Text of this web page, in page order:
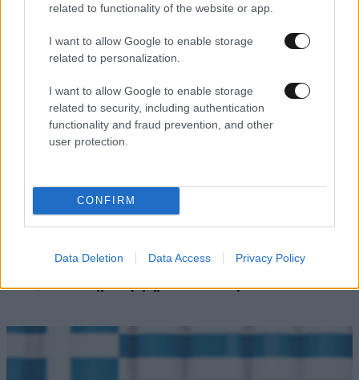
related to functionality of the website or app.
I want to allow Google to enable storage
related to personalization.
I want to allow Google to enable storage
related to security, including authentication
functionality and fraud prevention, and other
user protection.
CONFIRM
Data Deletion Data Access Privacy Policy
Βλαδίμηρος Κυριακίδης: «Δεν πιστεύω στον